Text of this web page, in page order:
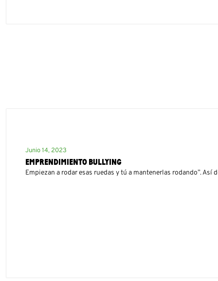
Junio 14, 2023
EMPRENDIMIENTO BULLYING
Empiezan a rodar esas ruedas y tú a mantenerlas rodando”. Así